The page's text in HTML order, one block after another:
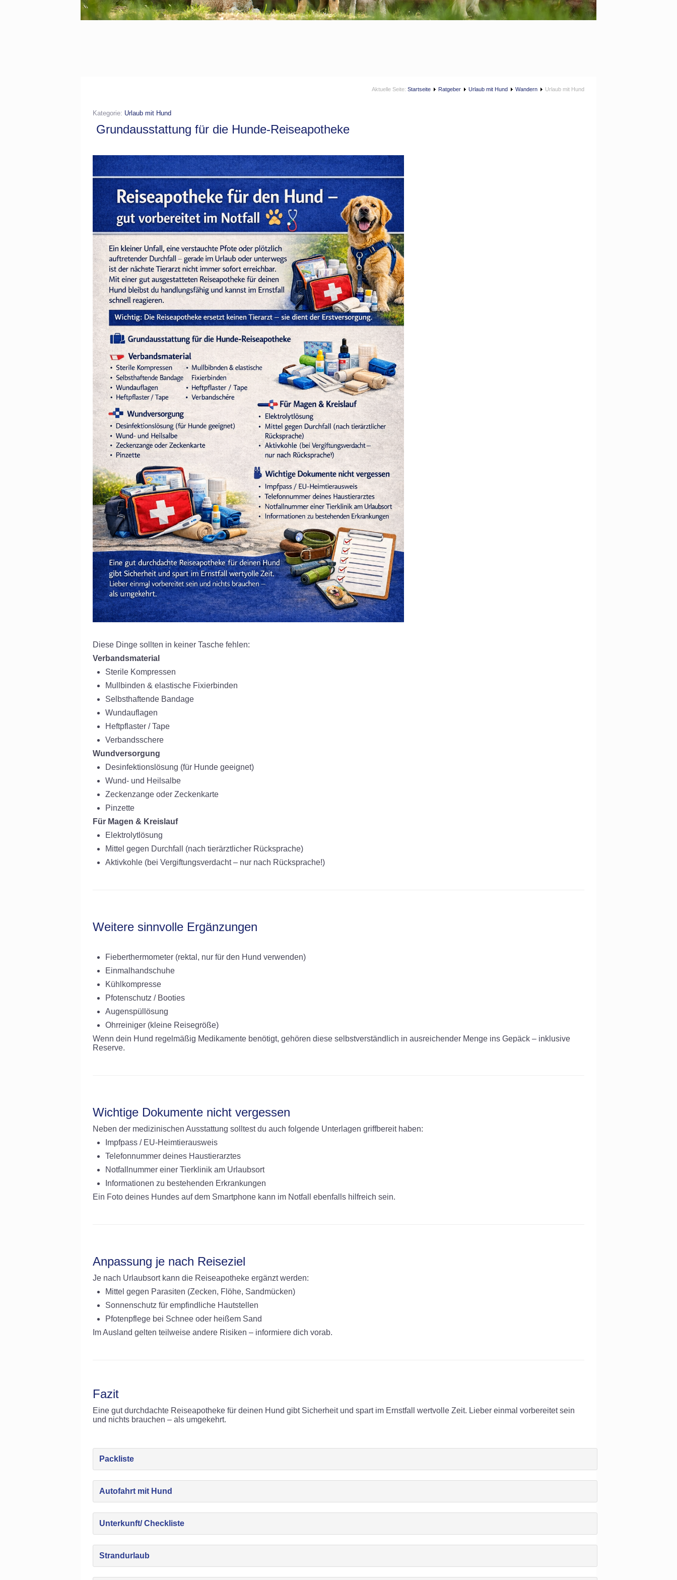
Aktuelle Seite: Startseite Ratgeber Urlaub mit Hund Wandern Urlaub mit Hund
Kategorie: Urlaub mit Hund
Grundausstattung für die Hunde-Reiseapotheke
Diese Dinge sollten in keiner Tasche fehlen:
Verbandsmaterial
Sterile Kompressen
Mullbinden & elastische Fixierbinden
Selbsthaftende Bandage
Wundauflagen
Heftpflaster / Tape
Verbandsschere
Wundversorgung
Desinfektionslösung (für Hunde geeignet)
Wund- und Heilsalbe
Zeckenzange oder Zeckenkarte
Pinzette
Für Magen & Kreislauf
Elektrolytlösung
Mittel gegen Durchfall (nach tierärztlicher Rücksprache)
Aktivkohle (bei Vergiftungsverdacht – nur nach Rücksprache!)
Weitere sinnvolle Ergänzungen
Fieberthermometer (rektal, nur für den Hund verwenden)
Einmalhandschuhe
Kühlkompresse
Pfotenschutz / Booties
Augenspüllösung
Ohrreiniger (kleine Reisegröße)
Wenn dein Hund regelmäßig Medikamente benötigt, gehören diese selbstverständlich in ausreichender Menge ins Gepäck – inklusive
Reserve.
Wichtige Dokumente nicht vergessen
Neben der medizinischen Ausstattung solltest du auch folgende Unterlagen griffbereit haben:
Impfpass / EU-Heimtierausweis
Telefonnummer deines Haustierarztes
Notfallnummer einer Tierklinik am Urlaubsort
Informationen zu bestehenden Erkrankungen
Ein Foto deines Hundes auf dem Smartphone kann im Notfall ebenfalls hilfreich sein.
Anpassung je nach Reiseziel
Je nach Urlaubsort kann die Reiseapotheke ergänzt werden:
Mittel gegen Parasiten (Zecken, Flöhe, Sandmücken)
Sonnenschutz für empfindliche Hautstellen
Pfotenpflege bei Schnee oder heißem Sand
Im Ausland gelten teilweise andere Risiken – informiere dich vorab.
Fazit
Eine gut durchdachte Reiseapotheke für deinen Hund gibt Sicherheit und spart im Ernstfall wertvolle Zeit. Lieber einmal vorbereitet sein
und nichts brauchen – als umgekehrt.
Packliste
Autofahrt mit Hund
Unterkunft/ Checkliste
Strandurlaub